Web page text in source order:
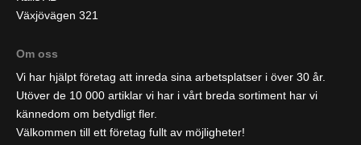
Växjövägen 321
Om oss
Vi har hjälpt företag att inreda sina arbetsplatser i över 30 år.
Utöver de 10 000 artiklar vi har i vårt breda sortiment har vi
kännedom om betydligt fler.
Välkommen till ett företag fullt av möjligheter!